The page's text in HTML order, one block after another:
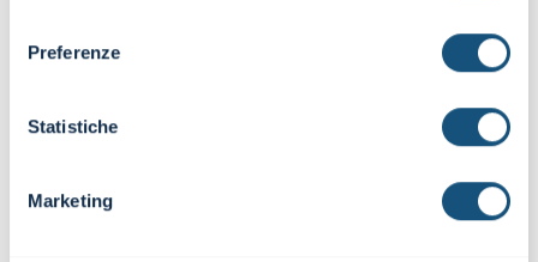
Preferenze
Statistiche
Marketing